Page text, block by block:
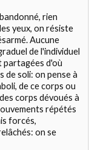
rien
yeux, on résiste
Aucune
de l'individuel
partagées d'où
de soli: on pense à
de ce corps ou
corps dévoués à
répétés
forcés,
on se